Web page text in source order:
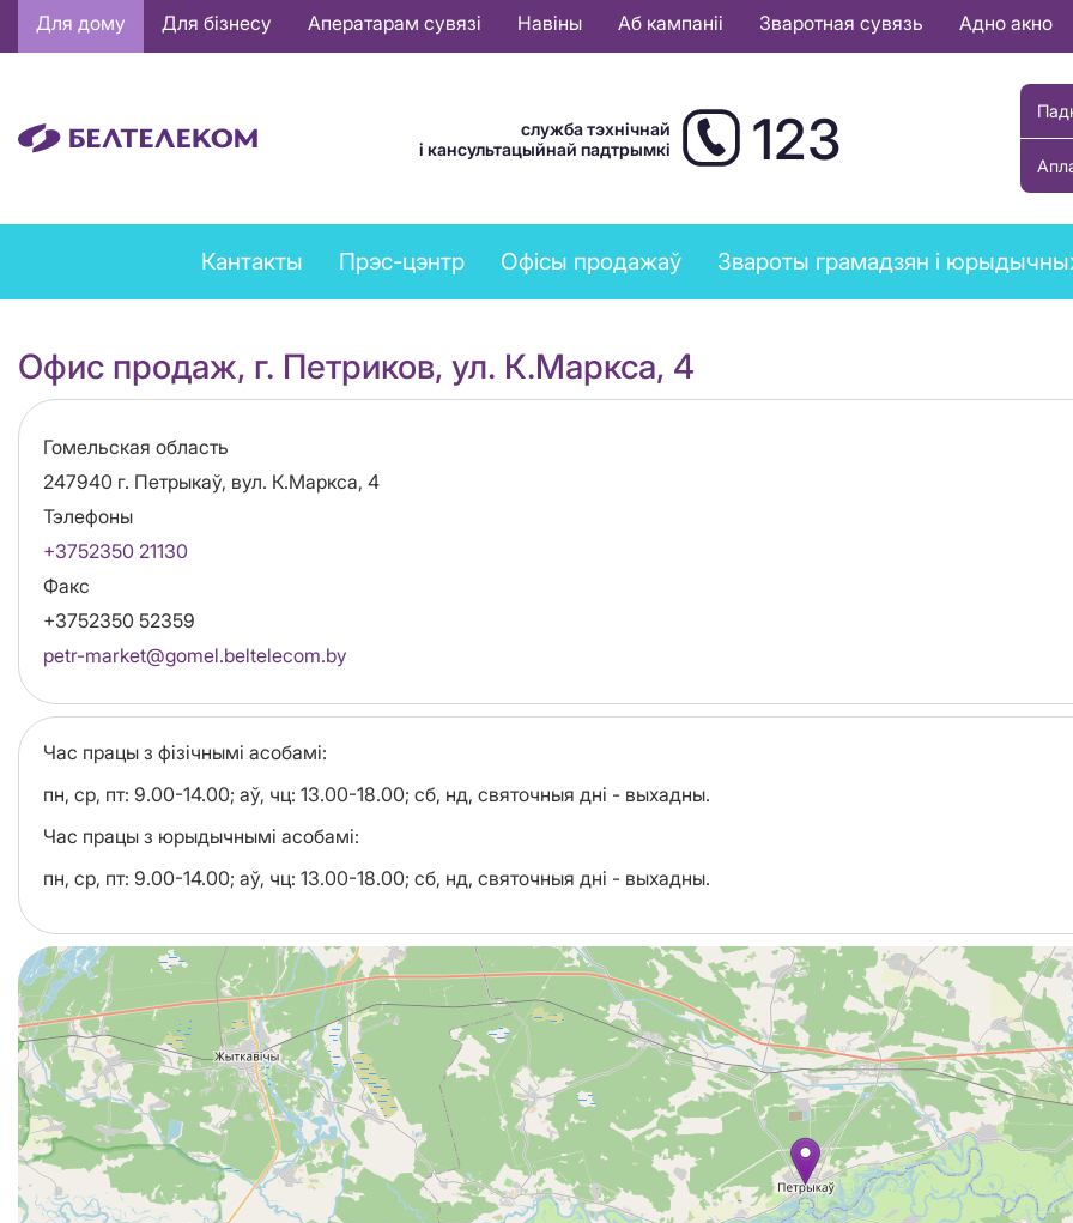
Основная
навигация
Для дому Для бізнесу Аператарам сувязі Навіны Аб кампаніі Зваротная сувязь Адно акно
служба тэхнічнай
і кансультацыйнай падтрымкі
123
Feedback
menu
Кантакты Прэс-цэнтр Офісы продажаў Звароты грамадзян і
Офис продаж, г. Петриков, ул. К.Маркса, 4
Область
Гомельская область
Адрес
247940 г. Петрыкаў, вул. К.Маркса, 4
Тэлефоны
+3752350 21130
Факс
+3752350 52359
Email
petr-market@gomel.beltelecom.by
Час працы з фізічнымі асобамі:
пн, ср, пт: 9.00-14.00; аў, чц: 13.00-18.00; сб, нд, святочныя дні - выхадны.
Час працы з юрыдычнымі асобамі:
пн, ср, пт: 9.00-14.00; аў, чц: 13.00-18.00; сб, нд, святочныя дні - выхадны.